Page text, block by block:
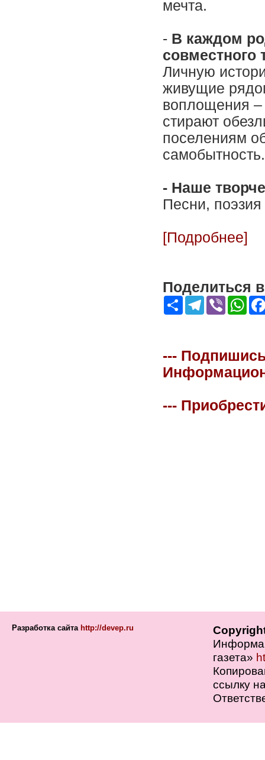
мечта.
- В каждом
совместного
Личную
живущие
воплощения
стирают
поселениям
самобытность.
- Наше
Песни,
[Подробнее]
Поделиться
Share Telegram
Viber
---
---
газета»
ссылку
Разработка сайта http://devep.ru